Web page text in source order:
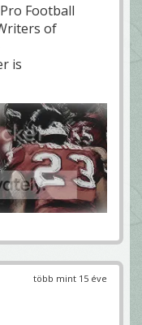
Football
of
is
több mint 15 éve